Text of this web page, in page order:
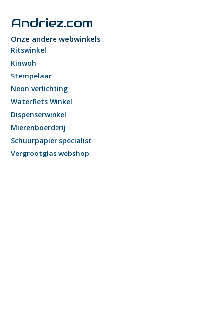
Andriez.com
Onze andere webwinkels
Ritswinkel
Kinwoh
Stempelaar
Neon verlichting
Waterfiets Winkel
Dispenserwinkel
Mierenboerderij
Schuurpapier specialist
Vergrootglas webshop